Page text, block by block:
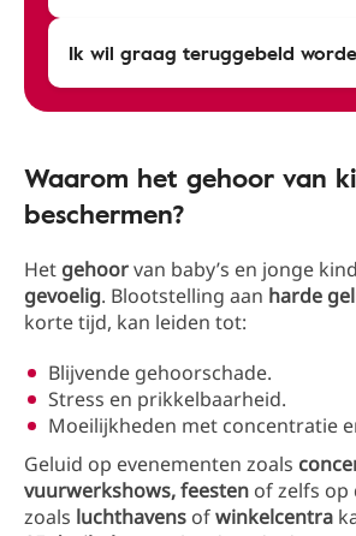
Ik wil graag teruggebeld
Waarom het gehoor van
beschermen?
Het gehoorvan baby’s en jonge
gevoelig. Blootstelling aan harde
korte tijd, kan leiden tot:
Blijvende gehoorschade.
Stress en prikkelbaarheid.
Moeilijkheden met concentratie
Geluid op evenementen zoals
vuurwerkshows, feesten of zelfs op
zoals luchthavens ofwinkelcentra